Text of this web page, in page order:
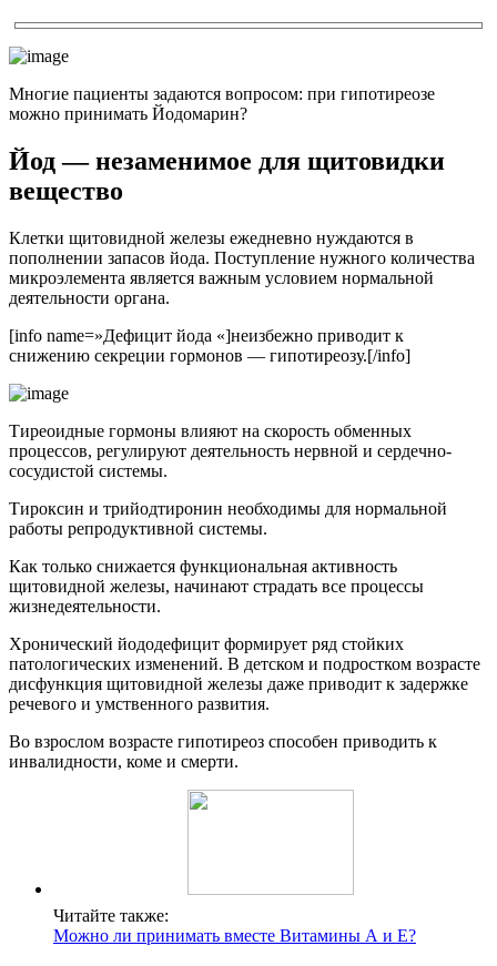
Многие пациенты задаются вопросом: при гипотиреозе
можно принимать Йодомарин?
Йод — незаменимое для щитовидки
вещество
Клетки щитовидной железы ежедневно нуждаются в
пополнении запасов йода. Поступление нужного количества
микроэлемента является важным условием нормальной
деятельности органа.
[info name=»Дефицит йода «]неизбежно приводит к
снижению секреции гормонов — гипотиреозу.[/info]
Тиреоидные гормоны влияют на скорость обменных
процессов, регулируют деятельность нервной и сердечно-
сосудистой системы.
Тироксин и трийодтиронин необходимы для нормальной
работы репродуктивной системы.
Как только снижается функциональная активность
щитовидной железы, начинают страдать все процессы
жизнедеятельности.
Хронический йододефицит формирует ряд стойких
патологических изменений. В детском и подростком возрасте
дисфункция щитовидной железы даже приводит к задержке
речевого и умственного развития.
Во взрослом возрасте гипотиреоз способен приводить к
инвалидности, коме и смерти.
Читайте также:
Можно ли принимать вместе Витамины А и Е?